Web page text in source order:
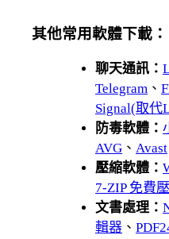
其他常用軟體下載：
聊天通訊：
Telegram 、
Signal(取代
防毒軟體：
AVG 、 Avast
壓縮軟體：
7-ZIP 免費
文書處理：
輯器 、